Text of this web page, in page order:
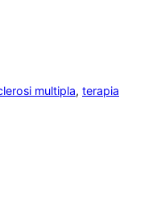
multipla, terapia